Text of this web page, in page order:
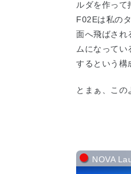
ルダを作って
F02Eは私の
面へ飛ばされ
ムになってい
するという構
とまぁ、この
NOVA